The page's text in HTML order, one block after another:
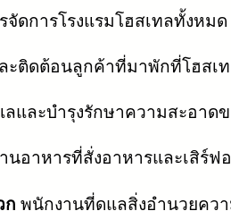
ดการโรงแรมโฮสเทลทั้งหม
ติดต้อนลูกค้าที่มาพักที่โฮสเ
และบำรุงรักษาความสะอาด
อาหารที่สั่งอาหารและเสิร์ฟ
ก พนักงานที่ดูแลสิ่งอำนวยควา